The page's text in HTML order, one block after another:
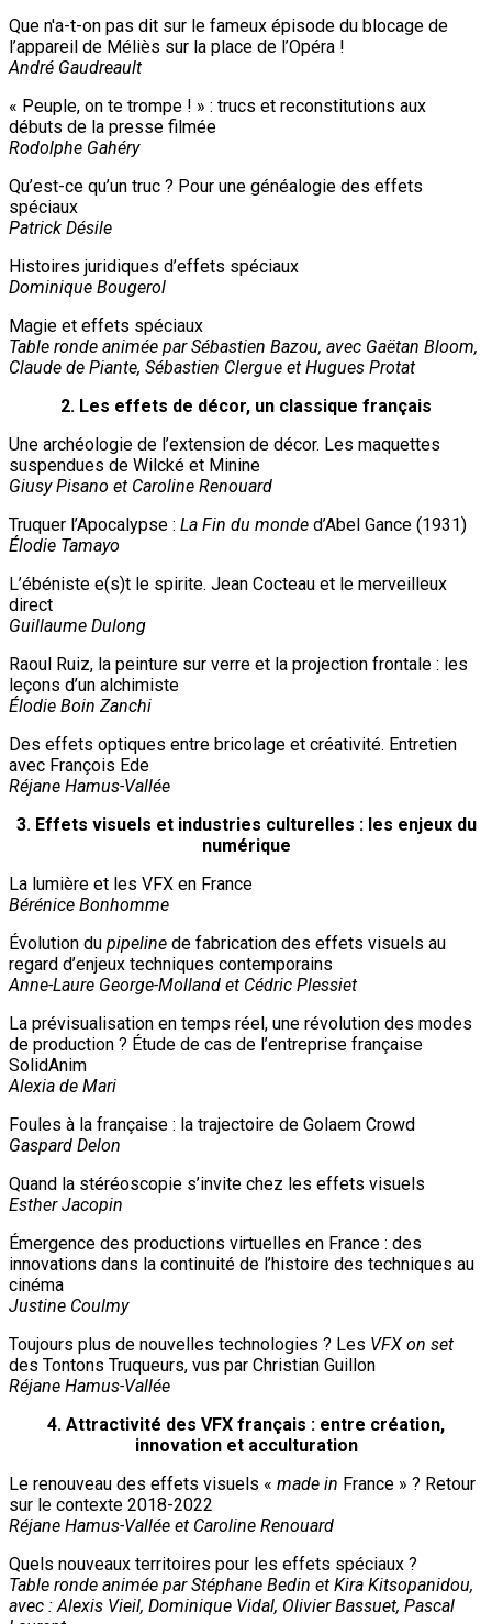
Que n'a-t-on pas dit sur le fameux épisode du blocage de
l’appareil de Méliès sur la place de l’Opéra !
André Gaudreault
« Peuple, on te trompe ! » : trucs et reconstitutions aux
débuts de la presse filmée
Rodolphe Gahéry
Qu’est-ce qu’un truc ? Pour une généalogie des effets
spéciaux
Patrick Désile
Histoires juridiques d’effets spéciaux
Dominique Bougerol
Magie et effets spéciaux
Table ronde animée par Sébastien Bazou, avec Gaëtan Bloom,
Claude de Piante, Sébastien Clergue et Hugues Protat
2. Les effets de décor, un classique français
Une archéologie de l’extension de décor. Les maquettes
suspendues de Wilcké et Minine
Giusy Pisano et Caroline Renouard
Truquer l’Apocalypse : La Fin du monde d’Abel Gance (1931)
Élodie Tamayo
L’ébéniste e(s)t le spirite. Jean Cocteau et le merveilleux
direct
Guillaume Dulong
Raoul Ruiz, la peinture sur verre et la projection frontale : les
leçons d’un alchimiste
Élodie Boin Zanchi
Des effets optiques entre bricolage et créativité. Entretien
avec François Ede
Réjane Hamus-Vallée
3. Effets visuels et industries culturelles : les enjeux du
numérique
La lumière et les VFX en France
Bérénice Bonhomme
Évolution du pipeline de fabrication des effets visuels au
regard d’enjeux techniques contemporains
Anne-Laure George-Molland et Cédric Plessiet
La prévisualisation en temps réel, une révolution des modes
de production ? Étude de cas de l’entreprise française
SolidAnim
Alexia de Mari
Foules à la française : la trajectoire de Golaem Crowd
Gaspard Delon
Quand la stéréoscopie s’invite chez les effets visuels
Esther Jacopin
Émergence des productions virtuelles en France : des
innovations dans la continuité de l’histoire des techniques au
cinéma
Justine Coulmy
Toujours plus de nouvelles technologies ? Les VFX on set
des Tontons Truqueurs, vus par Christian Guillon
Réjane Hamus-Vallée
4. Attractivité des VFX français : entre création,
innovation et acculturation
Le renouveau des effets visuels « made in France » ? Retour
sur le contexte 2018-2022
Réjane Hamus-Vallée et Caroline Renouard
Quels nouveaux territoires pour les effets spéciaux ?
Table ronde animée par Stéphane Bedin et Kira Kitsopanidou,
avec : Alexis Vieil, Dominique Vidal, Olivier Bassuet, Pascal